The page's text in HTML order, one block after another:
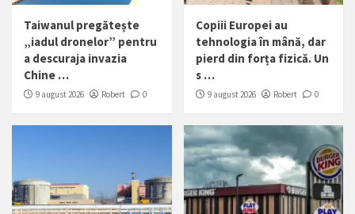
Taiwanul pregătește
„iadul dronelor” pentru
a descuraja invazia
Chine …
9 august 2026 Robert 0
Copiii Europei au
tehnologia în mână, dar
pierd din forța fizică. Un
s …
9 august 2026 Robert 0